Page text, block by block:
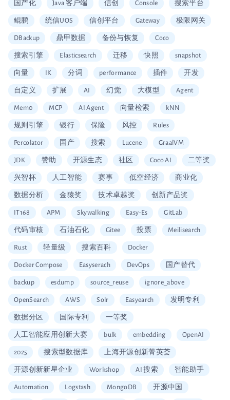
国产化 Java 客户端 信创 Console 搜索平台
鲲鹏 统信UOS 信创平台 Gateway 极限网关
DBackup 鼎甲数据 备份与恢复 Coco
搜索引擎 Elasticsearch 迁移 快照 snapshot
向量 IK 分词 performance 插件 开发
自定义 扩展 AI 幻觉 大模型 Agent
Mem0 MCP AI Agent 向量检索 kNN
规则引擎 银行 保险 风控 Rules
Percolator 国产 搜索 Lucene GraalVM
JDK 赞助 开源生态 社区 Coco AI 二等奖
兴智杯 人工智能 赛事 低空经济 商业化
数据分析 金猿奖 技术卓越奖 创新产品奖
IT168 APM Skywalking Easy-Es GitLab
代码审核 石油石化 Gitee 投票 Meilisearch
Rust 轻量级 搜索百科 Docker
Docker Compose Easyserach DevOps 国产替代
backup esdump source_reuse ignore_above
OpenSearch AWS Solr Easyearch 发明专利
数据分区 国际专利 一等奖
人工智能应用创新大赛 bulk embedding OpenAI
2025 搜索型数据库 上海开源创新菁英荟
开源创新新星企业 Workshop AI 搜索 智能助手
Automation Logstash MongoDB 开源中国